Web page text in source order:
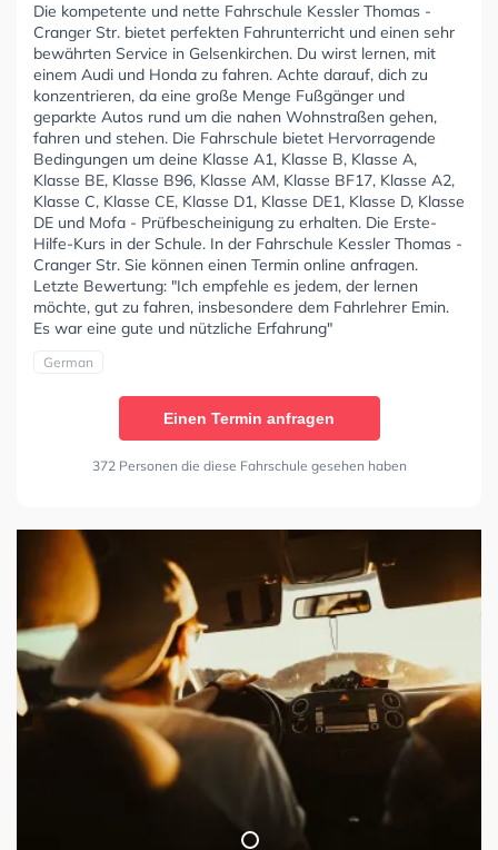
Die kompetente und nette Fahrschule Kessler Thomas -
Cranger Str. bietet perfekten Fahrunterricht und einen sehr
bewährten Service in Gelsenkirchen. Du wirst lernen, mit
einem Audi und Honda zu fahren. Achte darauf, dich zu
konzentrieren, da eine große Menge Fußgänger und
geparkte Autos rund um die nahen Wohnstraßen gehen,
fahren und stehen. Die Fahrschule bietet Hervorragende
Bedingungen um deine Klasse A1, Klasse B, Klasse A,
Klasse BE, Klasse B96, Klasse AM, Klasse BF17, Klasse A2,
Klasse C, Klasse CE, Klasse D1, Klasse DE1, Klasse D, Klasse
DE und Mofa - Prüfbescheinigung zu erhalten. Die Erste-
Hilfe-Kurs in der Schule. In der Fahrschule Kessler Thomas -
Cranger Str. Sie können einen Termin online anfragen.
Letzte Bewertung: "Ich empfehle es jedem, der lernen
möchte, gut zu fahren, insbesondere dem Fahrlehrer Emin.
Es war eine gute und nützliche Erfahrung"
German
Einen Termin anfragen
372 Personen die diese Fahrschule gesehen haben